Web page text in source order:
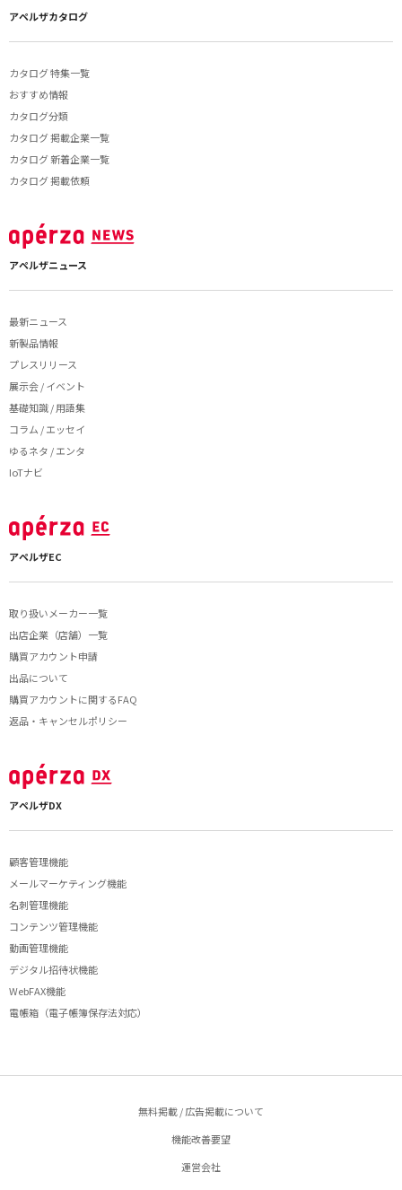
アペルザカタログ
カタログ 特集一覧
おすすめ情報
カタログ分類
カタログ 掲載企業一覧
カタログ 新着企業一覧
カタログ 掲載依頼
アペルザニュース
最新ニュース
新製品情報
プレスリリース
展示会 / イベント
基礎知識 / 用語集
コラム / エッセイ
ゆるネタ / エンタ
IoTナビ
アペルザEC
取り扱いメーカー一覧
出店企業（店舗）一覧
購買アカウント申請
出品について
購買アカウントに関するFAQ
返品・キャンセルポリシー
アペルザDX
顧客管理機能
メールマーケティング機能
名刺管理機能
コンテンツ管理機能
動画管理機能
デジタル招待状機能
WebFAX機能
電帳箱（電子帳簿保存法対応）
無料掲載 / 広告掲載について
機能改善要望
運営会社